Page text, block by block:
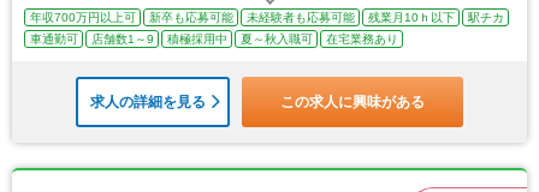
年収700万円以上可 新卒も応募可能 未経験者も応募可能 残業月10ｈ以下
駅チカ
車通勤可
店舗数1～9 積極採用中 夏～秋入職可 在宅業務あり
求人の詳細を見る この求人に興味がある